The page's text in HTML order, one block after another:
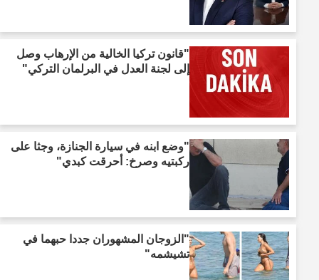
"قانون تركيا الخالية من الإرهاب وصل
إلى لجنة العدل في البرلمان التركي"
"وضع ابنه في سيارة الجنازة، وجثا على
ركبتيه وصرخ: أحرقت كبدي"
"الزوجان المشهوران جددا حبهما في
تشيشمه"